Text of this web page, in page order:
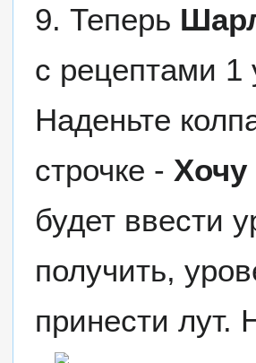
9. Теперь
с рецептами 1
Наденьте
строчке -
будет ввести
получить,
принести лут.